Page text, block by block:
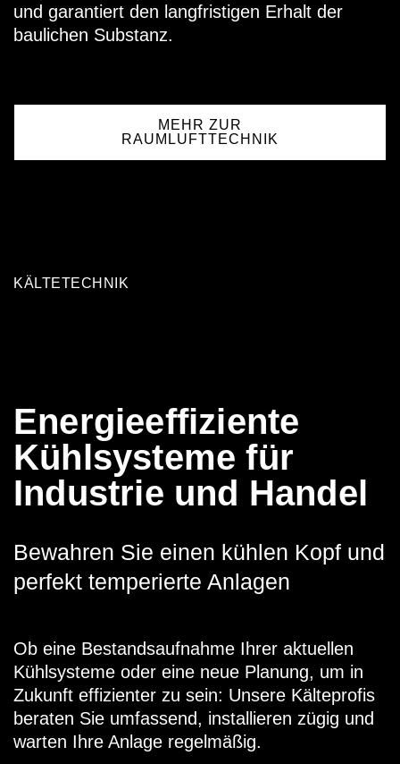
und garantiert den langfristigen Erhalt der
baulichen Substanz.
MEHR ZUR
RAUMLUFTTECHNIK
KÄLTETECHNIK
Energieeffiziente
Kühlsysteme für
Industrie und Handel
Bewahren Sie einen kühlen Kopf und
perfekt temperierte Anlagen
Ob eine Bestandsaufnahme Ihrer aktuellen
Kühlsysteme oder eine neue Planung, um in
Zukunft effizienter zu sein: Unsere Kälteprofis
beraten Sie umfassend, installieren zügig und
warten Ihre Anlage regelmäßig.